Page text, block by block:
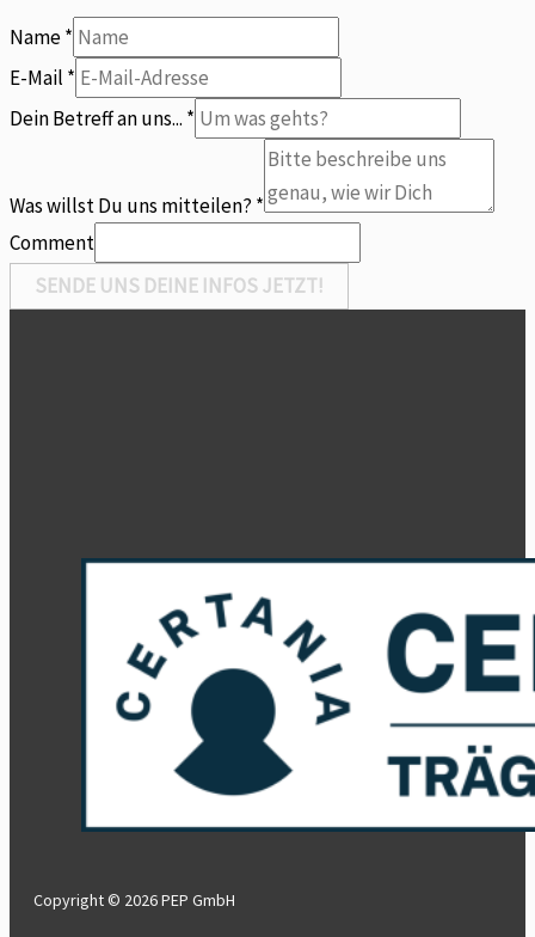
Name*
E-Mail *
Betreff
Dein Betreff an uns... *
Was willst Du uns mitteilen? *
Comment
SENDE UNS DEINE INFOS JETZT!
Copyright © 2026 PEP GmbH